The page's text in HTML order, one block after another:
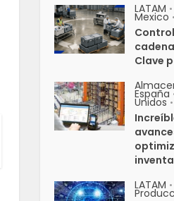
LATAM •
Mexico •
Clave
España
Unidos •
LATAM •